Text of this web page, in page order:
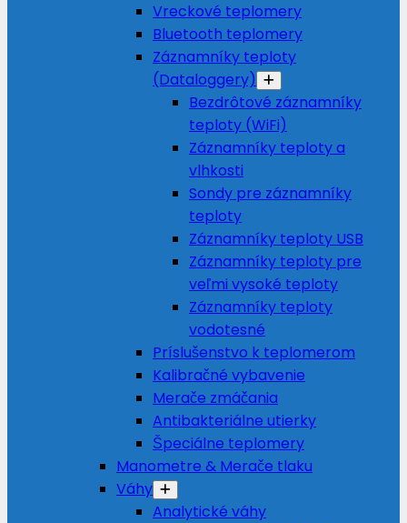
Vreckové teplomery
Bluetooth teplomery
Záznamníky teploty
(Dataloggery)
Bezdrôtové záznamníky
teploty (WiFi)
Záznamníky teploty a
vlhkosti
Sondy pre záznamníky
teploty
Záznamníky teploty USB
Záznamníky teploty pre
veľmi vysoké teploty
Záznamníky teploty
vodotesné
Príslušenstvo k teplomerom
Kalibračné vybavenie
Merače zmáčania
Antibakteriálne utierky
Špeciálne teplomery
Manometre & Merače tlaku
Váhy
Analytické váhy